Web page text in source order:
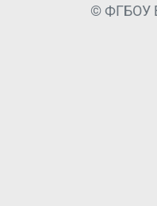
© ФГБОУ